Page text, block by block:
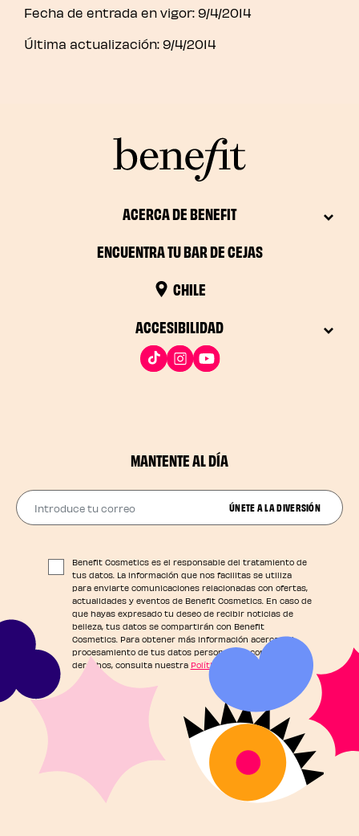
Fecha de entrada en vigor: 9/4/2014
Última actualización: 9/4/2014
ACERCA DE BENEFIT
ENCUENTRA TU BAR DE CEJAS
CHILE
ACCESIBILIDAD
MANTENTE AL DÍA
Introduce tu correo
ÚNETE A LA DIVERSIÓN
Benefit Cosmetics es el responsable del tratamiento de
tus datos. La información que nos facilitas se utiliza
para enviarte comunicaciones relacionadas con ofertas,
actualidades y eventos de Benefit Cosmetics. En caso de
que hayas expresado tu deseo de recibir noticias de
belleza, tus datos se compartirán con Benefit
Cosmetics. Para obtener más información acerca del
procesamiento de tus datos personales y conocer tus
derechos, consulta nuestra Política de Privacidad